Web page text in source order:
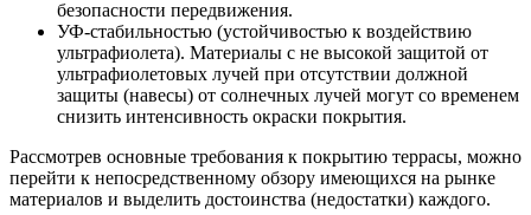
безопасности передвижения.
УФ-стабильностью (устойчивостью к воздействию
ультрафиолета). Материалы с не высокой защитой от
ультрафиолетовых лучей при отсутствии должной
защиты (навесы) от солнечных лучей могут со временем
снизить интенсивность окраски покрытия.
Рассмотрев основные требования к покрытию террасы, можно
перейти к непосредственному обзору имеющихся на рынке
материалов и выделить достоинства (недостатки) каждого.